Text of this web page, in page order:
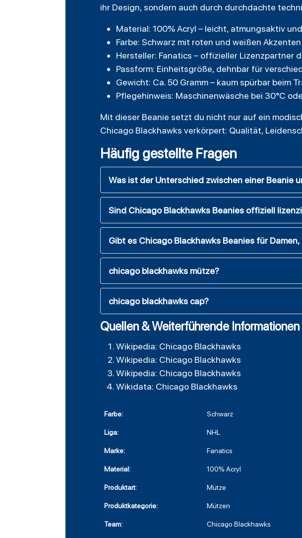
ihr Design, sondern auch durch durchdachte
Material: 100% Acryl – leicht, atmungsaktiv
Farbe: Schwarz mit roten und weißen
Hersteller: Fanatics – offizieller Lizenzpartner
Passform: Einheitsgröße, dehnbar für
Gewicht: Ca. 50 Gramm – kaum spürbar beim
Pflegehinweis: Maschinenwäsche bei 30°C
Mit dieser Beanie setzt du nicht nur auf ein
Chicago Blackhawks verkörpert: Qualität,
Häufig gestellte Fragen
Was ist der Unterschied zwischen einer Beanie
Sind Chicago Blackhawks Beanies offiziell
Gibt es Chicago Blackhawks Beanies für
chicago blackhawks mütze?
chicago blackhawks cap?
Quellen & Weiterführende Informationen
Wikipedia: Chicago Blackhawks
Wikipedia: Chicago Blackhawks
Wikipedia: Chicago Blackhawks
Wikidata: Chicago Blackhawks
Farbe: Schwarz
Liga: NHL
Marke: Fanatics
Material: 100% Acryl
Produktart: Mütze
Produktkategorie: Mützen
Team: Chicago Blackhawks